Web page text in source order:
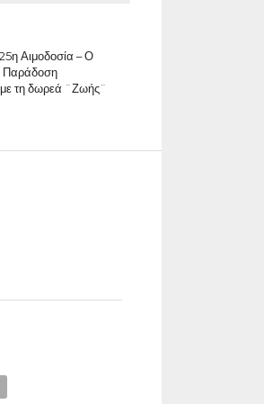
Αιμοδοσία – Ο
Παράδοση
με τη δωρεά ¨Ζωής¨